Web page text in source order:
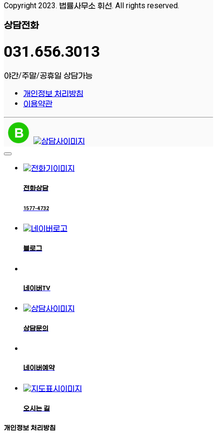
Copyright 2023. 법률사무소 휘선. All rights reserved.
상담전화
031.656.3013
야간/주말/공휴일 상담가능
개인정보 처리방침
이용약관
전화상담
1577-4732
블로그
네이버TV
상담문의
네이버예약
오시는 길
개인정보 처리방침